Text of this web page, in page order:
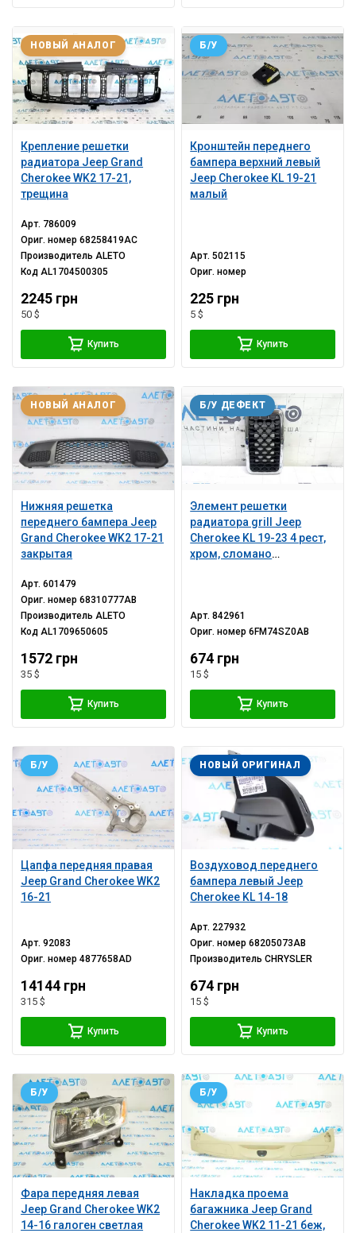
Крепление решетки
радиатора Jeep Grand
Cherokee WK2 17-21,
трещина
НОВЫЙ АНАЛОГ
Арт. 786009
Ориг. номер68258419AC
Производитель ALETO
Код AL1704500305
2245 грн
50 $
Купить
Кронштейн переднего
бампера верхний левый
Jeep Cherokee KL 19-21
малый
Б/У
Арт.502115
Ориг. номер
225 грн
5 $
Купить
Нижняя решетка
переднего бампера Jeep
Grand Cherokee WK2 17-21
закрытая
НОВЫЙ АНАЛОГ
Арт.601479
Ориг. номер68310777AB
Производитель ALETO
Код AL1709650605
1572 грн
35 $
Купить
Элемент решетки
радиатора grill Jeep
Cherokee KL 19-23 4 рест,
хром, сломано
Б/У ДЕФЕКТ
Арт.842961
Ориг. номер6FM74SZ0AB
674 грн
15 $
Купить
Цапфа передняя правая
Jeep Grand Cherokee WK2
16-21
Б/У
Арт.92083
Ориг. номер4877658AD
14144 грн
315 $
Купить
Воздуховод переднего
бампера левый Jeep
Cherokee KL 14-18
НОВЫЙ ОРИГИНАЛ
Арт. 227932
Ориг. номер68205073AB
ПроизводительCHRYSLER
674 грн
15 $
Купить
Фара передняя левая
Jeep Grand Cherokee WK2
14-16 галоген светлая
Б/У
Накладка проема
багажника Jeep Grand
Cherokee WK2 11-21 беж,
Б/У